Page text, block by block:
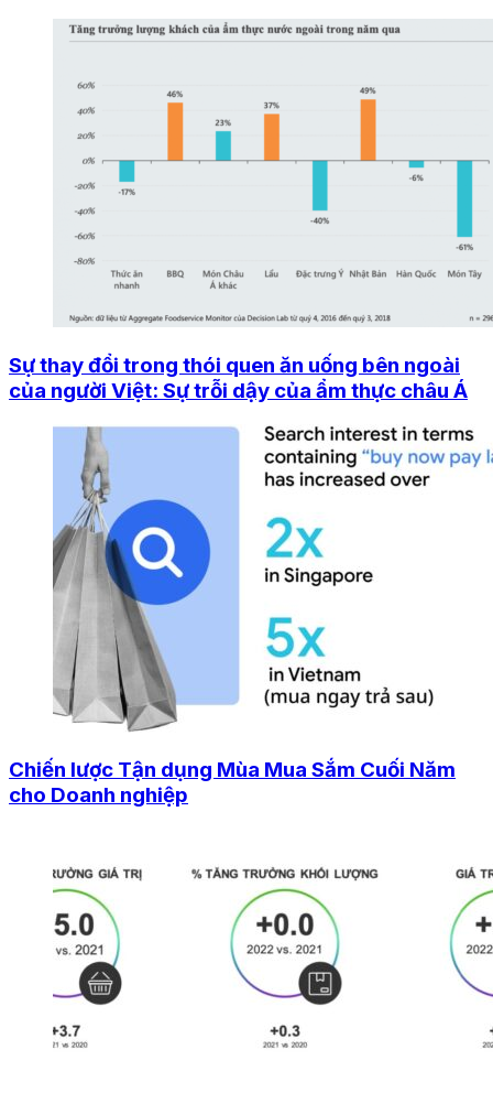
Sự thay đổi trong thói quen ăn uống bên ngoài
của người Việt: Sự trỗi dậy của ẩm thực châu Á
Chiến lược Tận dụng Mùa Mua Sắm Cuối Năm
cho Doanh nghiệp